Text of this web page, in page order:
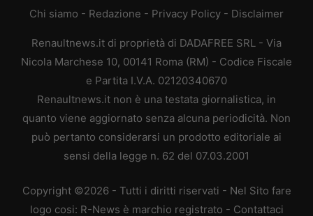
Chi siamo - Redazione - Privacy Policy - Disclaimer
Renaultnews.it di proprietà di DADAFREE SRL - Via
Nicola Marchese 10, 00141 Roma (RM) - Codice Fiscale
e Partita I.V.A. 02120340670
Renaultnews.it non è una testata giornalistica, in
quanto viene aggiornato senza alcuna periodicità. Non
può pertanto considerarsi un prodotto editoriale ai
sensi della legge n. 62 del 07.03.2001
Copyright ©2026 - Tutti i diritti riservati - Nel Sito fare
logo cosi: R-News è marchio registrato - Contattaci